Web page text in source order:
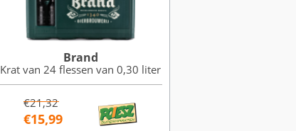
Brand
Krat van 24 flessen van 0,30 liter
€21,32
€15,99